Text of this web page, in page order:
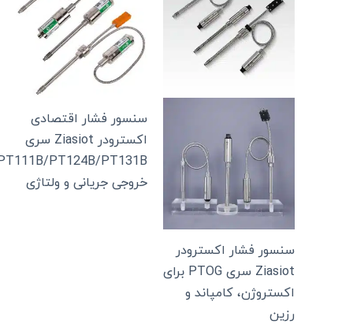
سنسور فشار اکسترودر
Ziasiot سری PTOG برای
اکستروژن، کامپاند و
رزین
سنسور فشار اقتصادی
اکسترودر Ziasiot سری
PT111B/PT124B/PT131B
خروجی جریانی و ولتاژی